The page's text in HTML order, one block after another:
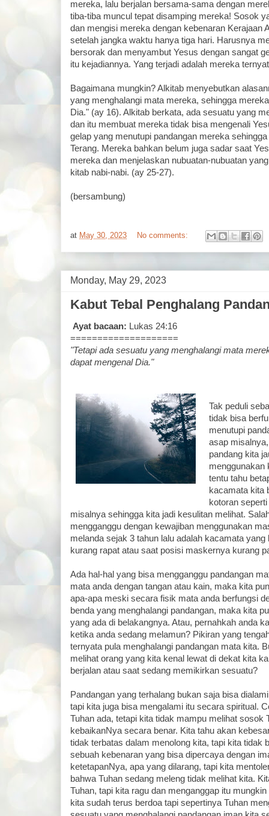
mereka, lalu berjalan bersama-sama dengan
tiba-tiba muncul tepat disamping mereka! Sosok
dan mengisi mereka dengan kebenaran Kerajaan
setelah jangka waktu hanya tiga hari. Harusnya
bersorak dan menyambut Yesus dengan sangat
itu kejadiannya. Yang terjadi adalah mereka
Bagaimana mungkin? Alkitab menyebutkan
yang menghalangi mata mereka, sehingga
Dia." (ay 16). Alkitab berkata, ada sesuatu yang
dan itu membuat mereka tidak bisa mengenali
gelap yang menutupi pandangan mereka
Terang. Mereka bahkan belum juga sadar saat
mereka dan menjelaskan nubuatan-nubuatan
kitab nabi-nabi. (ay 25-27).
(bersambung)
at May 30, 2023 No comments:
Monday, May 29, 2023
Kabut Tebal Penghalang
Ayat bacaan: Lukas 24:16
====================
"Tetapi ada sesuatu yang menghalangi mata
dapat mengenal Dia."
Tak peduli
tidak bisa
menutupi
asap
pandang kita
menggunakan
tentu tahu
kacamata kita
kotoran
misalnya sehingga kita jadi kesulitan melihat.
mengganggu dengan kewajiban menggunakan
melanda sejak 3 tahun lalu adalah kacamata
kurang rapat atau saat posisi maskernya kurang
Ada hal-hal yang bisa mengganggu pandangan
mata anda dengan tangan atau kain, maka kita
apa-apa meski secara fisik mata anda berfungsi
benda yang menghalangi pandangan, maka kita
yang ada di belakangnya. Atau, pernahkah anda
ketika anda sedang melamun? Pikiran yang
ternyata pula menghalangi pandangan mata kita.
melihat orang yang kita kenal lewat di dekat kita
berjalan atau saat sedang memikirkan sesuatu?
Pandangan yang terhalang bukan saja bisa
tapi kita juga bisa mengalami itu secara spiritual.
Tuhan ada, tetapi kita tidak mampu melihat sosok
kebaikanNya secara benar. Kita tahu akan
tidak terbatas dalam menolong kita, tapi kita tidak
sebuah kebenaran yang bisa dipercaya dengan
ketetapanNya, apa yang dilarang, tapi kita
bahwa Tuhan sedang meleng tidak melihat kita.
Tuhan, tapi kita ragu dan menganggap itu
kita sudah terus berdoa tapi sepertinya Tuhan